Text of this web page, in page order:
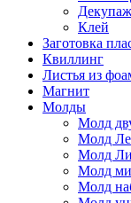
Клей
Заготовка
Квиллинг
Листья из
Магнит
Молды
Молд
Молд
Молд
Молд
Молд